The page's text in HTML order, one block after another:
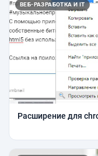
ВЕБ-РАЗРАБОТКА И IT
Расширение для